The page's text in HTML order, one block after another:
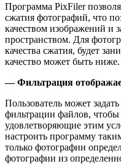
Программа PixFiler
сжатия фотографий, что
качеством изображений
пространством. Для
качества сжатия, будет
качество может быть ниже.
— Фильтрация
Пользователь может
фильтрации файлов,
удовлетворяющие этим
настроить программу
только фотографии
фотографии из